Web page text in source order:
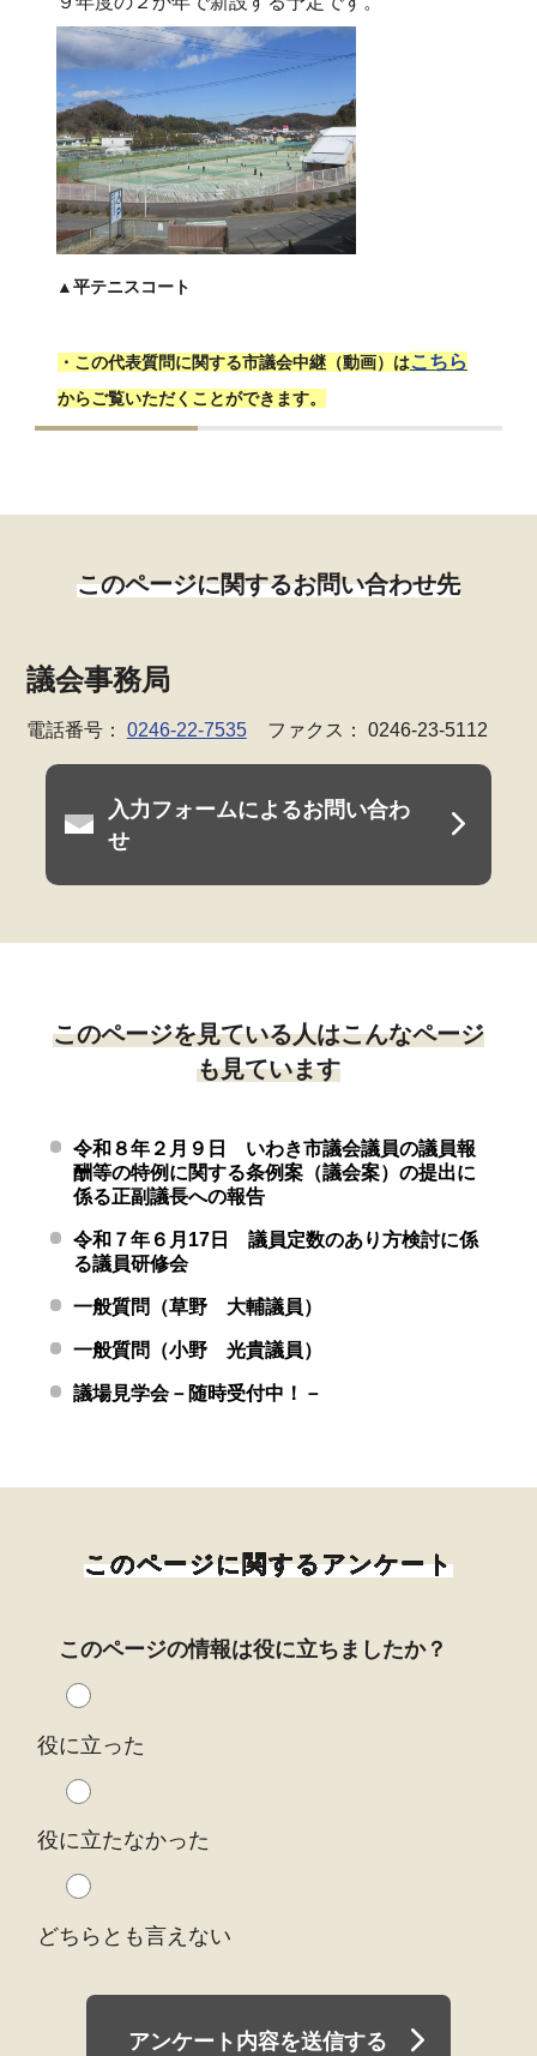
▲平テニスコート
・この代表質問に関する市議会中継（動画）はこちら
からご覧いただくことができます。
このページに関するお問い合わせ先
議会事務局
電話番号： 0246-22-7535 ファクス： 0246-23-5112
入力フォームによるお問い合わ
せ
このページを見ている人はこんなページ
も見ています
令和８年２月９日 いわき市議会議員の議員報
酬等の特例に関する条例案（議会案）の提出に
係る正副議長への報告
令和７年６月17日 議員定数のあり方検討に係
る議員研修会
一般質問（草野 大輔議員）
一般質問（小野 光貴議員）
議場見学会－随時受付中！－
このページに関するアンケート
このページの情報は役に立ちましたか？
役に立った
役に立たなかった
どちらとも言えない
アンケート内容を送信する